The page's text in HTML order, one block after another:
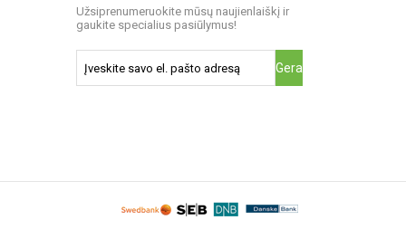
Užsiprenumeruokite mūsų naujienlaiškį ir
gaukite specialius pasiūlymus!
Gerai